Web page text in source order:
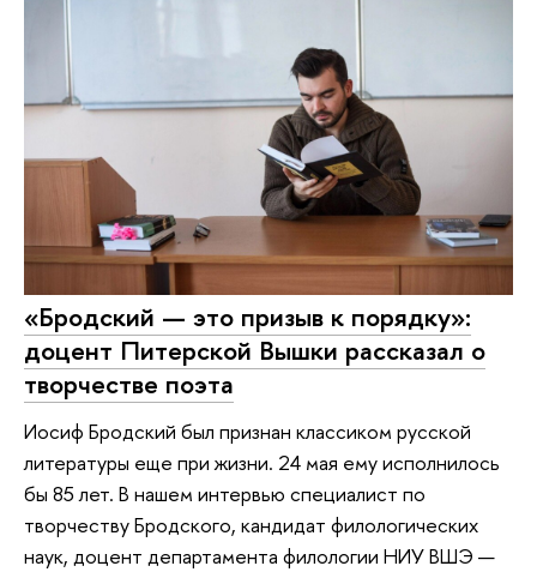
«Бродский — это призыв к порядку»:
доцент Питерской Вышки рассказал о
творчестве поэта
Иосиф Бродский был признан классиком русской
литературы еще при жизни. 24 мая ему исполнилось
бы 85 лет. В нашем интервью специалист по
творчеству Бродского, кандидат филологических
наук, доцент департамента филологии НИУ ВШЭ —